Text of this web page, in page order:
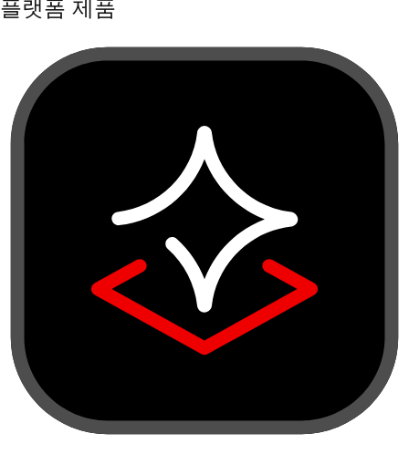
플랫폼 제품